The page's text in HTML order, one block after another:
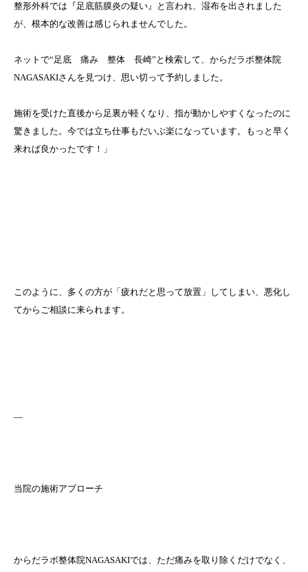
整形外科では『足底筋膜炎の疑い』と言われ、湿布を出されました
が、根本的な改善は感じられませんでした。
ネットで“足底 痛み 整体 長崎”と検索して、からだラボ整体院
NAGASAKIさんを見つけ、思い切って予約しました。
施術を受けた直後から足裏が軽くなり、指が動かしやすくなったのに
驚きました。今では立ち仕事もだいぶ楽になっています。もっと早く
来れば良かったです！」
このように、多くの方が「疲れだと思って放置」してしまい、悪化し
てからご相談に来られます。
—
当院の施術アプローチ
からだラボ整体院NAGASAKIでは、ただ痛みを取り除くだけでなく、